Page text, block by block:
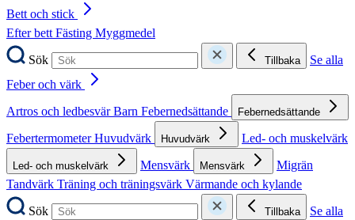
Bett och stick
Efter bettFästing Myggmedel
Sök
Tillbaka
Se alla
Feber och värk
Artros och ledbesvärBarn Febernedsättande Febernedsättande
FebertermometerHuvudvärk Huvudvärk Led- och muskelvärk
Led- och muskelvärk Mensvärk Mensvärk
Migrän
Tandvärk Träning och träningsvärk Värmande och kylande
Sök
Tillbaka
Se alla